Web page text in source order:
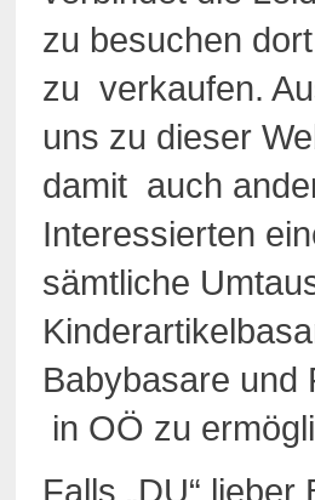
zu besuchen
zu verkaufen.
uns zu dieser
damit auch
Interessierten
sämtliche
Babybasare und
in OÖ zu
Falls „DU“